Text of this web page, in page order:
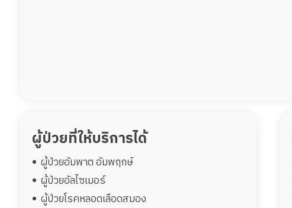
ผู้ป่วยที่ให้บริการได้
ผู้ป่วยอัมพาต อัมพฤกษ์
ผู้ป่วยอัลไซเมอร์
ผู้ป่วยโรคหลอดเลือดสมอง